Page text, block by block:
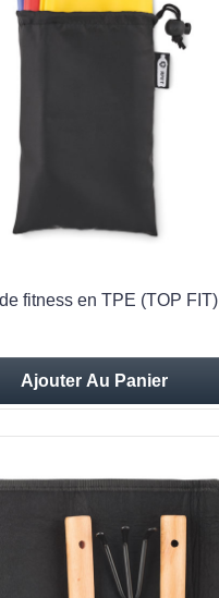
fitness en TPE (TOP FIT)
Ajouter Au Panier